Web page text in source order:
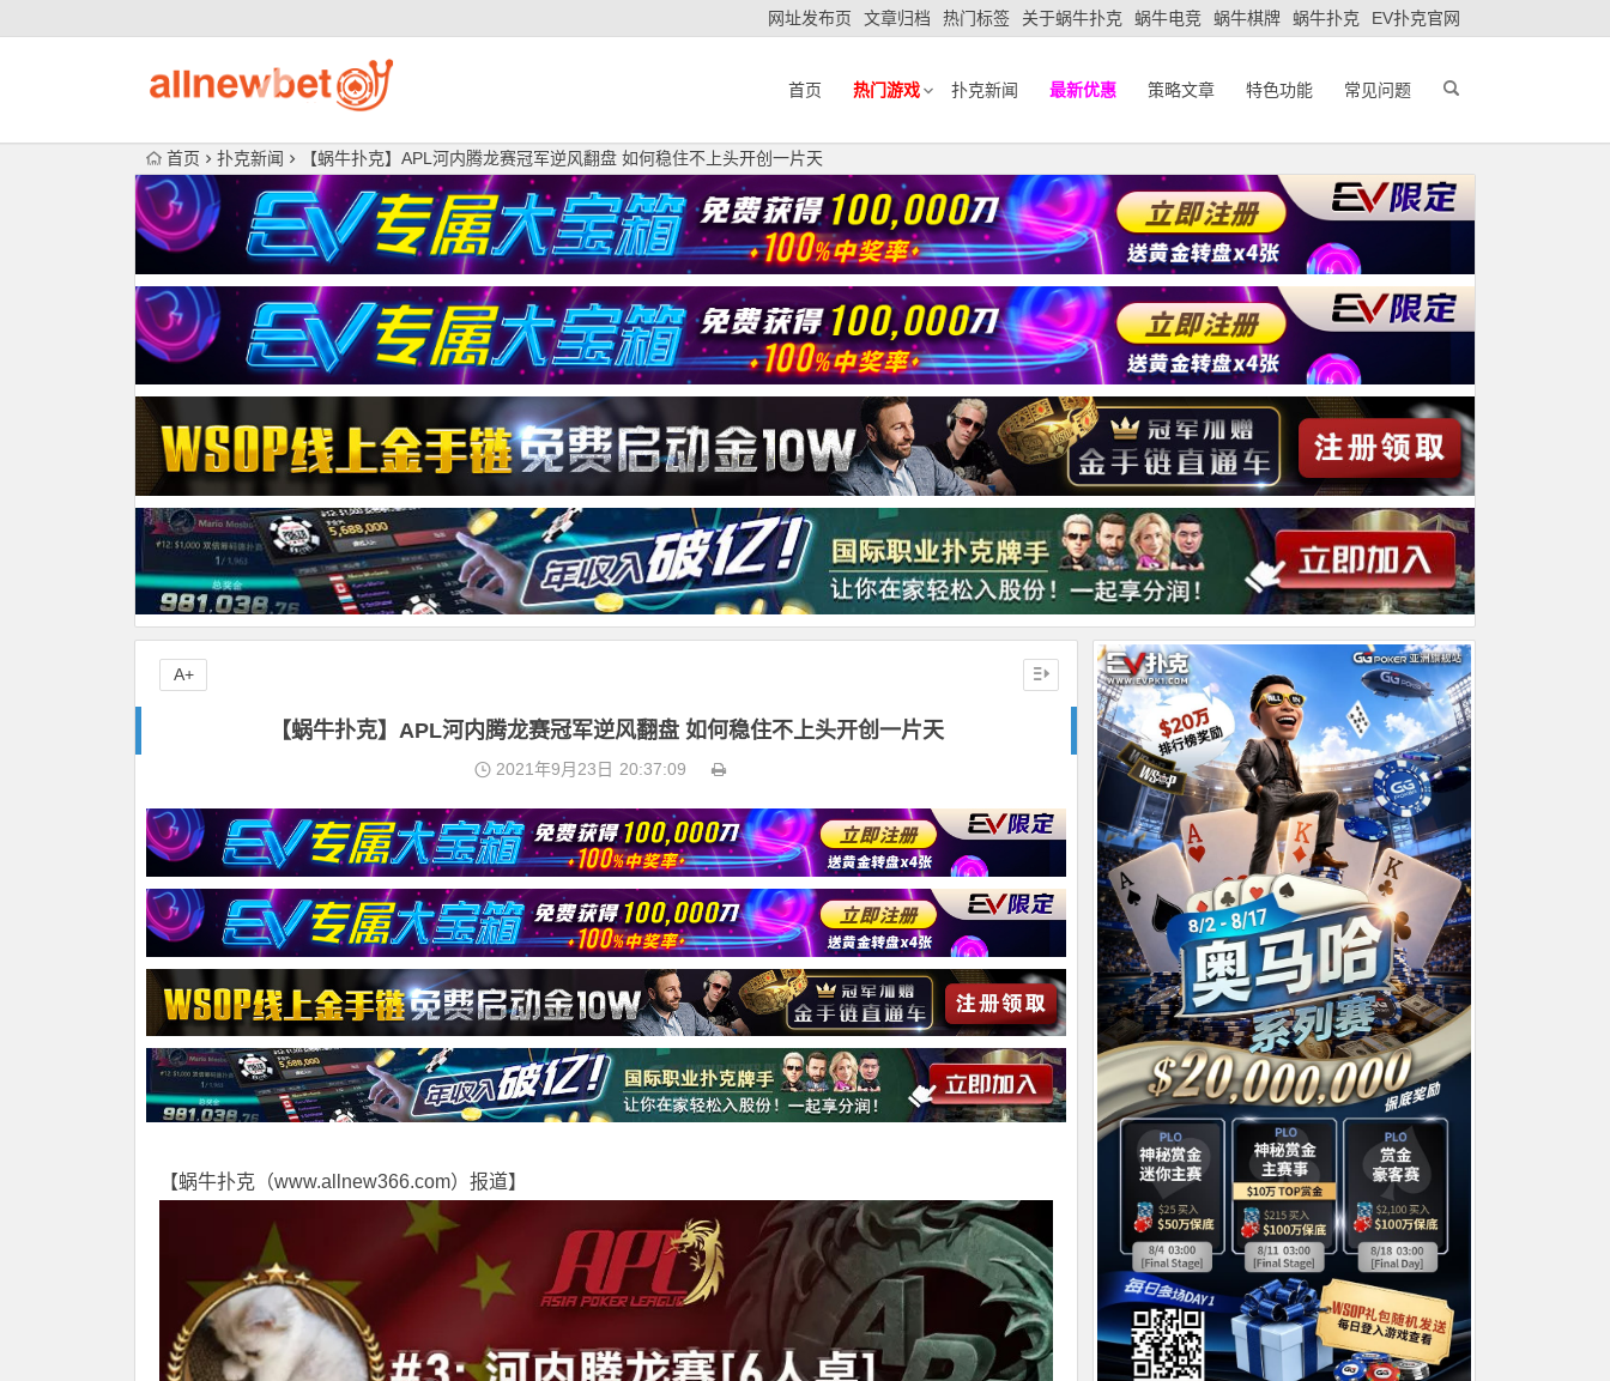
网址发布页 文章归档 热门标签 关于蜗牛扑克 蜗牛电竞 蜗牛棋牌 蜗牛扑克 EV扑克官网
首页 热门游戏 扑克新闻 最新优惠 策略文章 特色功能 常见问题
首页 扑克新闻 【蜗牛扑克】APL河内腾龙赛冠军逆风翻盘 如何稳住不上头开创一片天
【蜗牛扑克】APL河内腾龙赛冠军逆风翻盘 如何稳住不上头开创一片天
2021年9月23日 20:37:09
【蜗牛扑克（www.allnew366.com）报道】
A+